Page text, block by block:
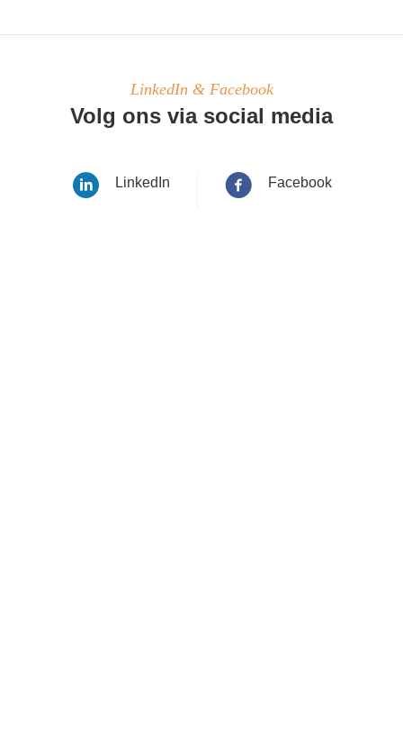
LinkedIn & Facebook
Volg ons via social media
LinkedIn Facebook